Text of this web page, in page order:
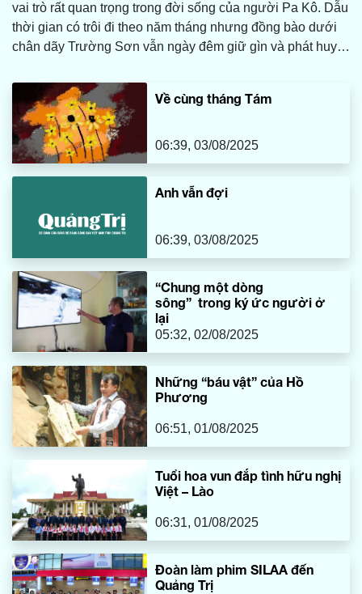
vai trò rất quan trọng trong đời sống của người Pa Kô. Dẫu
thời gian có trôi đi theo năm tháng nhưng đồng bào dưới
chân dãy Trường Sơn vẫn ngày đêm giữ gìn và phát huy
thương mà cha ông dày công vun đắp qua bao đời…
Về cùng tháng Tám
06:39, 03/08/2025
Anh vẫn đợi
06:39, 03/08/2025
“Chung một dòng
sông” trong ký ức người ở
lại
05:32, 02/08/2025
Những “báu vật” của Hồ
Phương
06:51, 01/08/2025
Tuổi hoa vun đắp tình hữu nghị
Việt – Lào
06:31, 01/08/2025
Đoàn làm phim SILAA đến
Quảng Trị